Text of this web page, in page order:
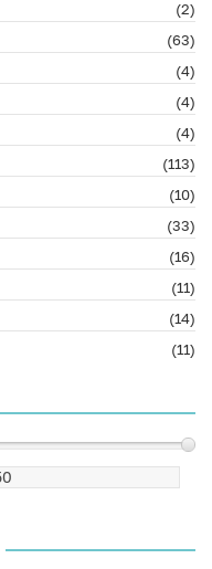
(2)
(63)
(4)
(4)
(4)
(113)
(10)
(33)
(16)
(11)
(14)
(11)